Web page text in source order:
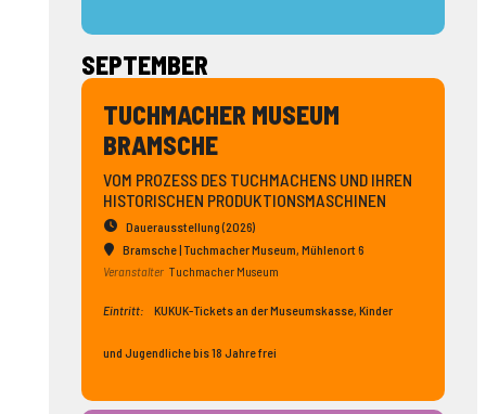
SEPTEMBER
TUCHMACHER MUSEUM
BRAMSCHE
VOM PROZESS DES TUCHMACHENS UND IHREN
HISTORISCHEN PRODUKTIONSMASCHINEN
Dauerausstellung (2026)
Bramsche | Tuchmacher Museum, Mühlenort 6
Veranstalter Tuchmacher Museum
Eintritt: KUKUK-Tickets an der Museumskasse, Kinder
und Jugendliche bis 18 Jahre frei